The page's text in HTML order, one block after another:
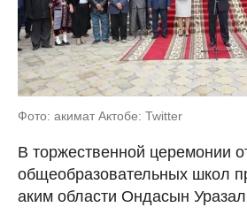
Фото: акимат Актобе: Twitter
В торжественной церемонии
общеобразовательных школ
аким области Ондасын